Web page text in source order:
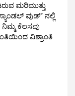
ಮರಿಮುತ್ತು
ವುಡ್’ ನಲ್ಲಿ
ಕೆಲಸವು
ವಿಶ್ರಾಂತಿ